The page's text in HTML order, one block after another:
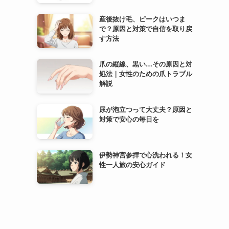
産後抜け毛、ピークはいつま
で？原因と対策で自信を取り戻
す方法
爪の縦線、黒い…その原因と対
処法｜女性のための爪トラブル
解説
尿が泡立つって大丈夫？原因と
対策で安心の毎日を
伊勢神宮参拝で心洗われる！女
性一人旅の安心ガイド